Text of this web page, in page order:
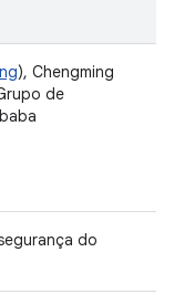
), Chengming
de
do